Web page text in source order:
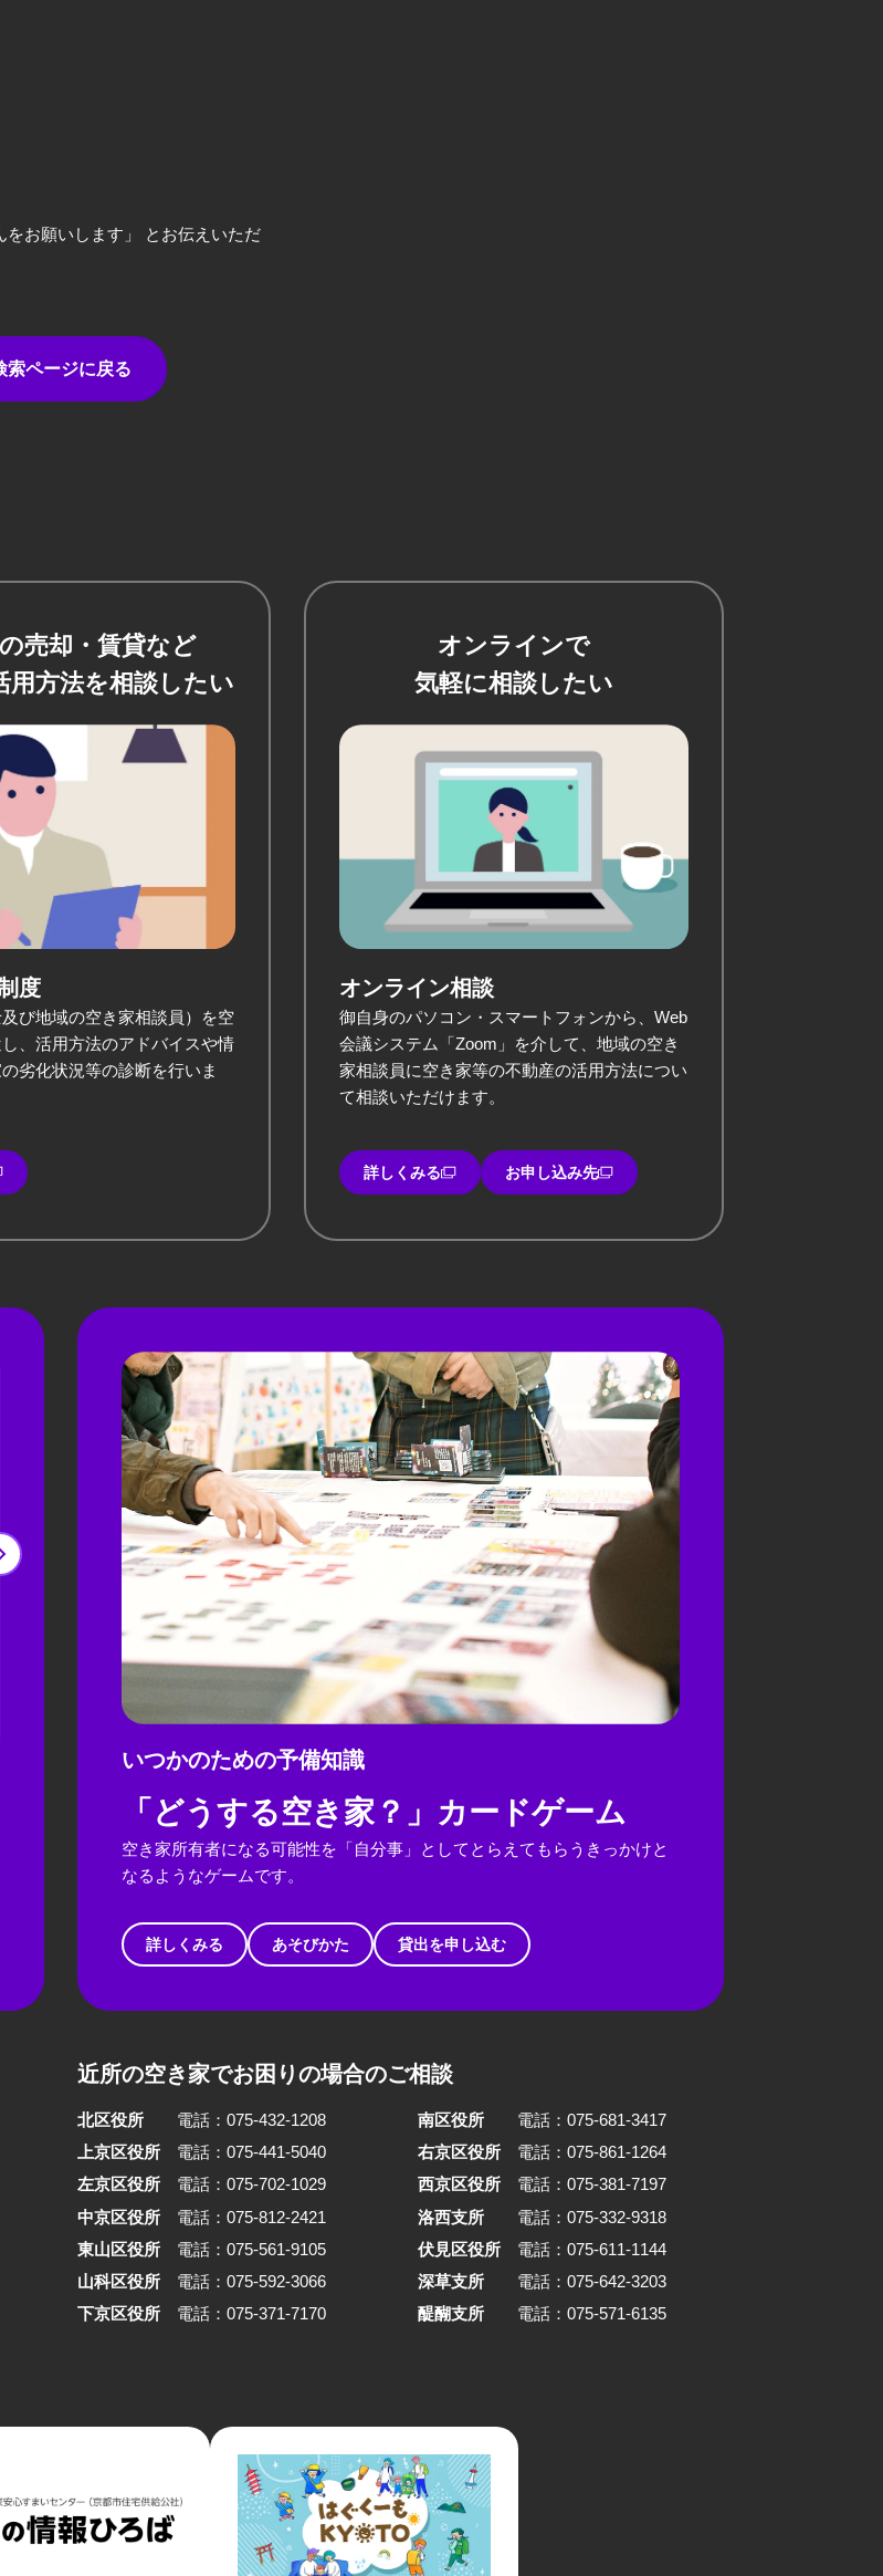
をお願いします」 とお伝えいただ
索ページに戻る
売却・賃貸など
用方法を相談したい
度
び地域の空き家相談員）を空
、活用方法のアドバイスや情
劣化状況等の診断を行いま
オンラインで
気軽に相談したい
オンライン相談
御自身のパソコン・スマートフォンから、Web
会議システム「Zoom」を介して、地域の空き
家相談員に空き家等の不動産の活用方法につい
て相談いただけます。
詳しくみる お申し込み先
いつかのための予備知識
「どうする空き家？」カードゲーム
空き家所有者になる可能性を「自分事」としてとらえてもらうきっかけと
なるようなゲームです。
詳しくみる あそびかた 貸出を申し込む
近所の空き家でお困りの場合のご相談
北区役所
電話：075-432-1208
上京区役所
電話：075-441-5040
左京区役所
電話：075-702-1029
中京区役所
電話：075-812-2421
東山区役所
電話：075-561-9105
山科区役所
電話：075-592-3066
下京区役所
電話：075-371-7170
南区役所
電話：075-681-3417
右京区役所
電話：075-861-1264
西京区役所
電話：075-381-7197
洛西支所
電話：075-332-9318
伏見区役所
電話：075-611-1144
深草支所
電話：075-642-3203
醍醐支所
電話：075-571-6135